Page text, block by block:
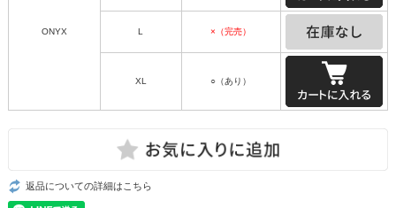
ONYX L ×（完売）
XL ○（あり）
返品についての詳細はこちら